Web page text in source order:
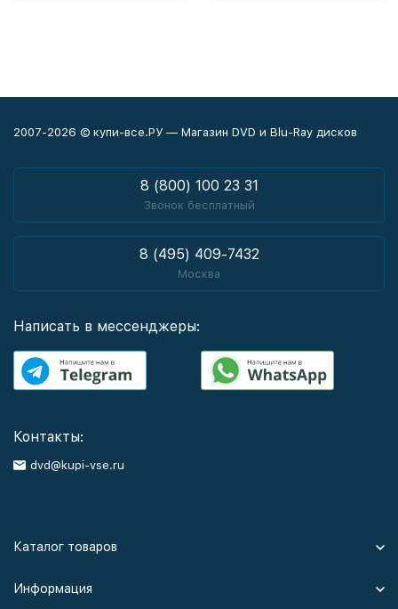
2007-2026 © купи-все.РУ — Магазин DVD и Blu-Ray дисков
8 (800) 100 23 31
Звонок бесплатный
8 (495) 409-7432
Москва
Написать в мессенджеры:
Контакты:
dvd@kupi-vse.ru
Каталог товаров
Информация